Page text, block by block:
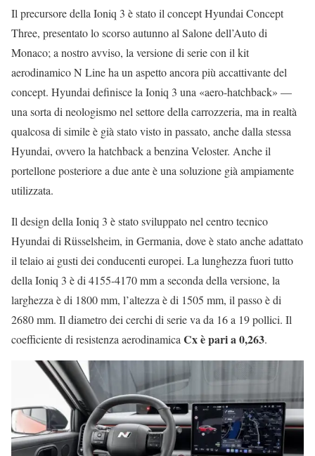
Il precursore della Ioniq 3 è stato il concept Hyundai Concept
Three, presentato lo scorso autunno al Salone dell’Auto di
Monaco; a nostro avviso, la versione di serie con il kit
aerodinamico N Line ha un aspetto ancora più accattivante del
concept. Hyundai definisce la Ioniq 3 una «aero-hatchback» —
una sorta di neologismo nel settore della carrozzeria, ma in realtà
qualcosa di simile è già stato visto in passato, anche dalla stessa
Hyundai, ovvero la hatchback a benzina Veloster. Anche il
portellone posteriore a due ante è una soluzione già ampiamente
utilizzata.
Il design della Ioniq 3 è stato sviluppato nel centro tecnico
Hyundai di Rüsselsheim, in Germania, dove è stato anche adattato
il telaio ai gusti dei conducenti europei. La lunghezza fuori tutto
della Ioniq 3 è di 4155-4170 mm a seconda della versione, la
larghezza è di 1800 mm, l’altezza è di 1505 mm, il passo è di
2680 mm. Il diametro dei cerchi di serie va da 16 a 19 pollici. Il
coefficiente di resistenza aerodinamica Cx è pari a 0,263.